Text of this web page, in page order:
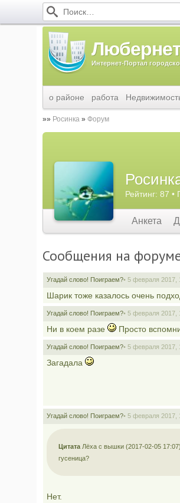
Интернет-Портал
о районе работа
Росинка Форум
Рейтинг: 87
Анкета
Сообщения на
Угадай слово! Поиграем?• 5 февраля 2017,
Шарик тоже казалось очень
Угадай слово! Поиграем?• 5 февраля 2017,
Ни в коем разе Просто
Угадай слово! Поиграем?• 5 февраля 2017,
Загадала
Угадай слово! Поиграем?• 5 февраля 2017,
Цитата Лёха с вышки (2017-02-05
гусеница?
Нет.